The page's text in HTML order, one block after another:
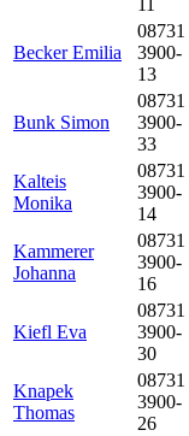
Becker Emilia
08731
3900-
13
Bunk Simon
08731
3900-
33
Kalteis
Monika
08731
3900-
14
Kammerer
Johanna
08731
3900-
16
Kiefl Eva
08731
3900-
30
Knapek
Thomas
08731
3900-
26